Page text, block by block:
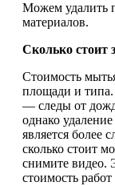
Можем удалить
материалов.
Сколько стоит
Стоимость
площади и типа.
— следы от
однако
является более
сколько стоит
снимите видео.
стоимость